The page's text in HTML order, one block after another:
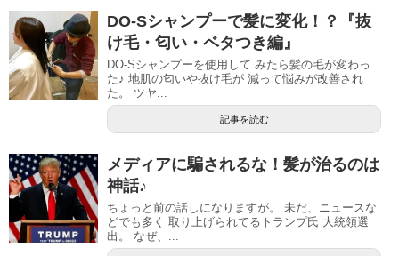
DO-Sシャンプーで髪に変化！？『抜
け毛・匂い・ベタつき編』
DO-Sシャンプーを使用して みたら髪の毛が変わっ
た♪ 地肌の匂いや抜け毛が 減って悩みが改善され
た。 ツヤ...
記事を読む
メディアに騙されるな！髪が治るのは
神話♪
ちょっと前の話しになりますが。 未だ、ニュースな
どでも多く 取り上げられてるトランプ氏 大統領選
出。 なぜ、...